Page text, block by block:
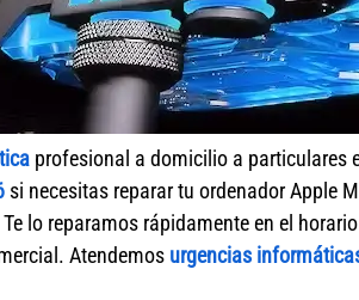
profesional a domicilio a particulares
si necesitas reparar tu ordenador Apple
Te lo reparamos rápidamente en el
Atendemos urgencias